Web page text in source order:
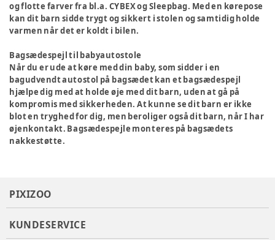
og flotte farver fra bl.a. CYBEX og Sleepbag. Med en kørepose
kan dit barn sidde trygt og sikkert i stolen og samtidig holde
varmen når det er koldt i bilen.
Bagsædespejl til babyautostole
Når du er ude at køre med din baby, som sidder i en
bagudvendt autostol på bagsædet kan et bagsædespejl
hjælpe dig med at holde øje med dit barn, uden at gå på
kompromis med sikkerheden. At kunne se dit barn er ikke
blot en tryghed for dig, men beroliger også dit barn, når I har
øjenkontakt. Bagsædespejle monteres på bagsædets
nakkestøtte.
PIXIZOO
KUNDESERVICE